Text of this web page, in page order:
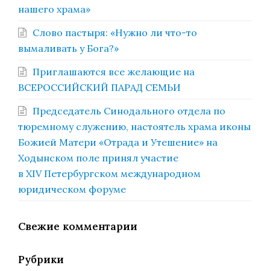
нашего храма»
Слово пастыря: «Нужно ли что-то
вымаливать у Бога?»
Приглашаются все желающие на
ВСЕРОССИЙСКИЙ ПАРАД СЕМЬИ
Председатель Синодального отдела по
тюремному служению, настоятель храма иконы
Божией Матери «Отрада и Утешение» на
Ходынском поле принял участие
в XIV Петербургском международном
юридическом форуме
Свежие комментарии
Рубрики